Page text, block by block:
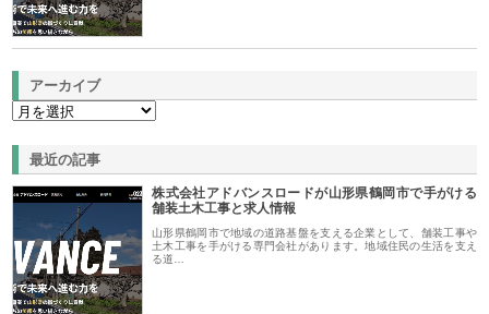
アーカイブ
最近の記事
株式会社アドバンスロードが山形県鶴岡市で手がける
舗装土木工事と求人情報
山形県鶴岡市で地域の道路基盤を支える企業として、舗装工事や
土木工事を手がける専門会社があります。地域住民の生活を支え
る道…